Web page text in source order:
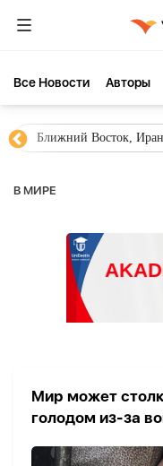
Все Новости Aвторы
Ближний Восток,
В МИРЕ
Мир может
голодом из-за